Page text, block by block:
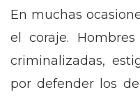
En muchas
el coraje.
criminalizadas,
por defender los